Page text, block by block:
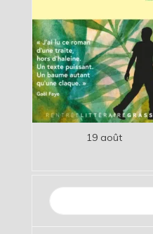
19 août